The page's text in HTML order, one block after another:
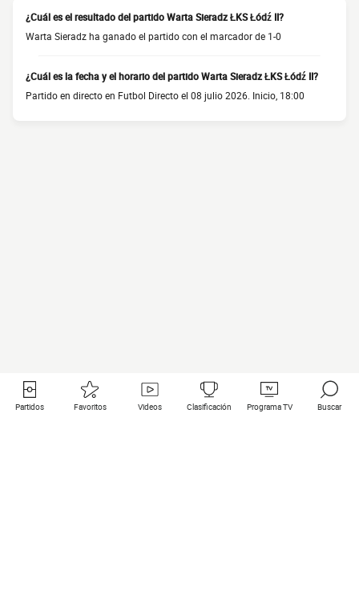
¿Cuál es el resultado del partido Warta Sieradz ŁKS Łódź II?
Warta Sieradz ha ganado el partido con el marcador de 1-0
¿Cuál es la fecha y el horario del partido Warta Sieradz ŁKS Łódź II?
Partido en directo en Futbol Directo el 08 julio 2026. Inicio, 18:00
Partidos Favoritos Videos Clasificación Programa TV Buscar